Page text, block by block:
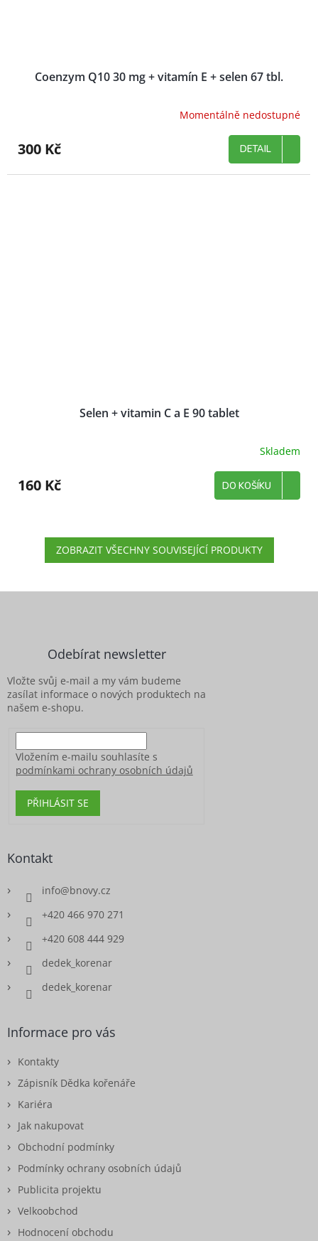
Coenzym Q10 30 mg + vitamín E + selen 67 tbl.
Momentálně nedostupné
300 Kč DETAIL
Selen + vitamin C a E 90 tablet
Skladem
160 Kč DO KOŠÍKU
ZOBRAZIT VŠECHNY SOUVISEJÍCÍ PRODUKTY
Odebírat newsletter
Vložte svůj e-mail a my vám budeme
zasílat informace o nových produktech na
našem e-shopu.
Vložením e-mailu souhlasíte s
podmínkami ochrany osobních údajů
PŘIHLÁSIT SE
Kontakt
info@bnovy.cz
+420 466 970 271
+420 608 444 929
dedek_korenar
dedek_korenar
Informace pro vás
Kontakty
Zápisník Dědka kořenáře
Kariéra
Jak nakupovat
Obchodní podmínky
Podmínky ochrany osobních údajů
Publicita projektu
Velkoobchod
Hodnocení obchodu